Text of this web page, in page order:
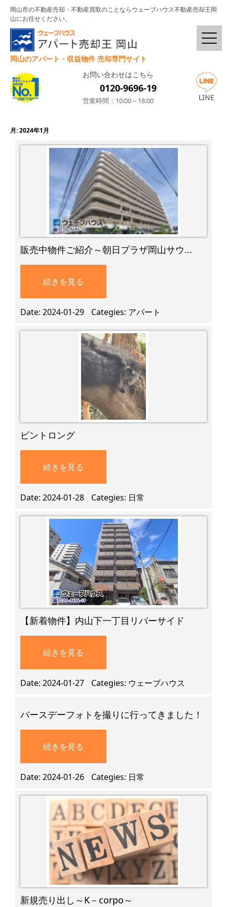
岡山市の不動産売却・不動産買取のことならウェーブハウス不動産売却王岡
山にお任せください。
岡山のアパート・収益物件 売却専門サイト
お問い合わせはこちら
0120-9696-19
営業時間：10:00～18:00 LINE
月:2024年1月
販売中物件ご紹介～朝日プラザ岡山サウ...
続きを見る
Date 2024-01-29 Categies アパート
ビントロング
続きを見る
Date 2024-01-28 Categies 日常
【新着物件】内山下一丁目リバーサイド
続きを見る
Date 2024-01-27 Categies ウェーブハウス
バースデーフォトを撮りに行ってきました！
続きを見る
Date 2024-01-26 Categies 日常
新規売り出し～K－corpo～